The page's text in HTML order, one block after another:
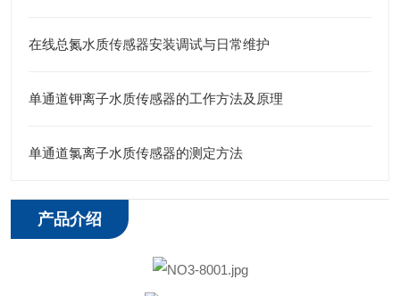
在线总氮水质传感器安装调试与日常维护
单通道钾离子水质传感器的工作方法及原理
单通道氯离子水质传感器的测定方法
产品介绍